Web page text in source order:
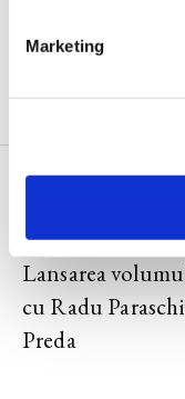
Marketing
Lansarea
cu Radu
Preda